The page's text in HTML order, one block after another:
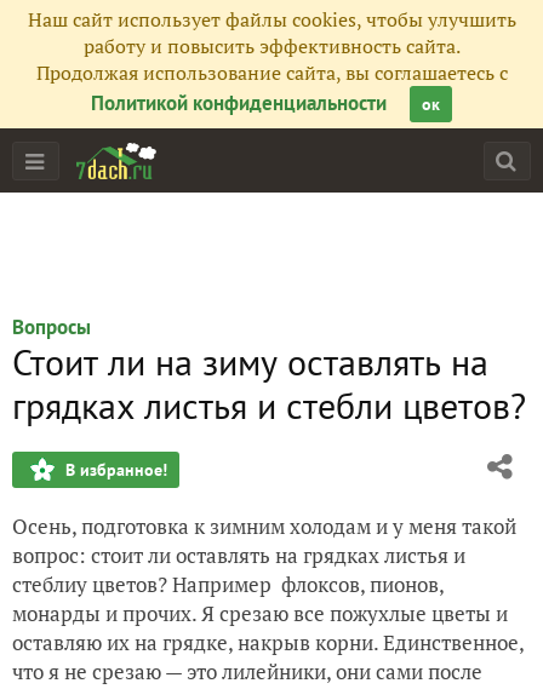
Наш сайт использует файлы cookies, чтобы улучшить
работу и повысить эффективность сайта.
Продолжая использование сайта, вы соглашаетесь с
Политикой конфиденциальности
ок
Вопросы
Стоит ли на зиму оставлять на
грядках листья и стебли цветов?
В избранное!
Осень, подготовка к зимним холодам и у меня такой
вопрос: стоит ли оставлять на грядках листья и
стеблиу цветов? Например флоксов, пионов,
монарды и прочих. Я срезаю все пожухлые цветы и
оставляю их на грядке, накрыв корни. Единственное,
что я не срезаю — это лилейники, они сами после